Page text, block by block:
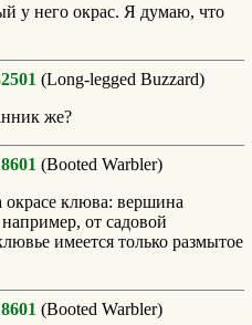
у него окрас. Я думаю, что
(Long-legged Buzzard)
же?
(Booted Warbler)
клюва: вершина
от садовой
имеется только размытое
(Booted Warbler)